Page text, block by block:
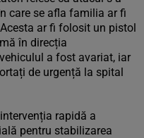
care se afla familia ar fi
ar fi folosit un pistol
în direcția
a fost avariat, iar
de urgență la spital
rapidă a
pentru stabilizarea